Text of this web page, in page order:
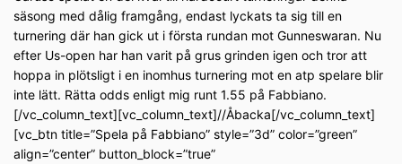
säsong med dålig framgång, endast lyckats ta sig till en
turnering där han gick ut i första rundan mot Gunneswaran. Nu
efter Us-open har han varit på grus grinden igen och tror att
hoppa in plötsligt i en inomhus turnering mot en atp spelare blir
inte lätt. Rätta odds enligt mig runt 1.55 på Fabbiano.
[/vc_column_text][vc_column_text]//Åbacka[/vc_column_text]
[vc_btn title=”Spela på Fabbiano” style=”3d” color=”green”
align=”center” button_block=”true”